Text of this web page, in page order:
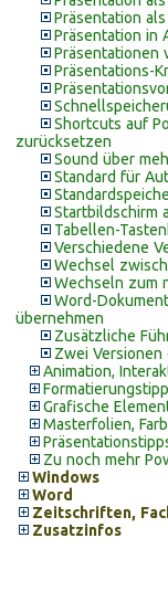
Präsentation
Präsentation in
Präsentationen
Präsentations-
Shortcuts auf
zurücksetzen
Sound über
Standard für
Startbildschirm
Tabellen-
Verschiedene
Wechsel
Wechseln zum
Word-
übernehmen
Zusätzliche
Zwei
Animation,
Grafische
Masterfolien,
Zu noch mehr
Windows
Word
Zeitschriften,
Zusatzinfos